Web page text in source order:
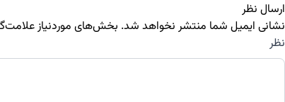
ارسال نظر
نشانی ایمیل شما منتشر نخواهد شد. بخش‌های موردنیاز
نظر